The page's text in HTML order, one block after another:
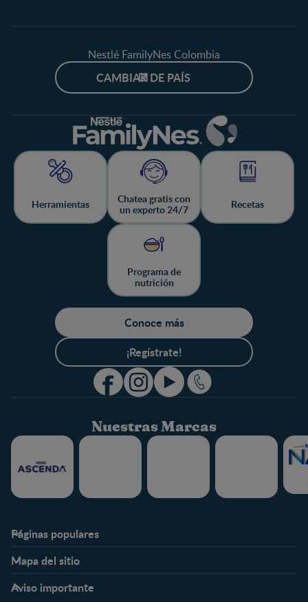
Nestlé FamilyNes Colombia
CAMBIAR DE PAÍS
Herramientas
Chatea gratis con
un experto 24/7
Recetas
Programa de
nutrición
Conoce más
¡Regístrate!
Nuestras Marcas
Páginas populares
Expertos en Nutrición
Preguntas Frecuentes
Mapa del sitio
Preconcepción
Aviso importante